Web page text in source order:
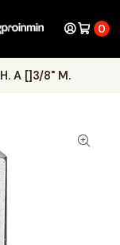
0
A []3/8" M.